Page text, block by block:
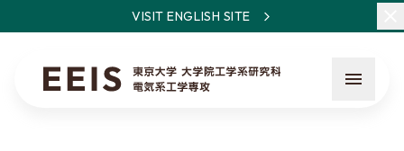
VISIT ENGLISH SITE